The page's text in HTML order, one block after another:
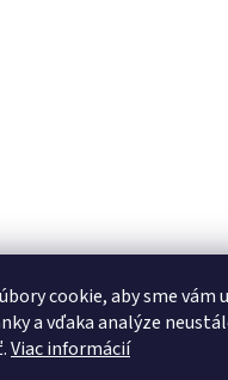
cookie, aby sme
a vďaka analýze
Viac informácií